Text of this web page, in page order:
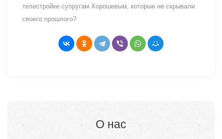
телестройке супругам Хорошевым, которые не скрывали
своего прошлого?
О нас